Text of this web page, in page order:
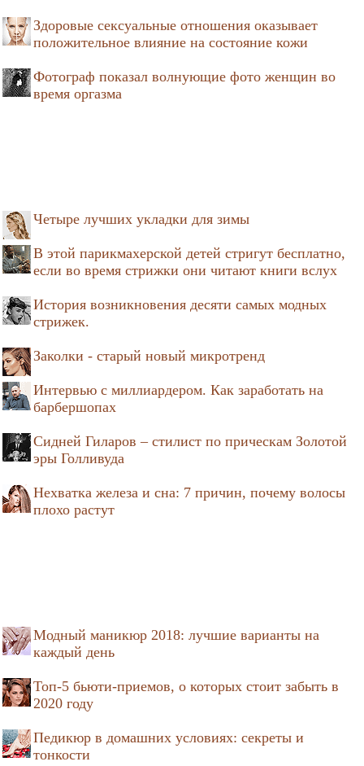
Здоровые сексуальные отношения оказывает
положительное влияние на состояние кожи
Фотограф показал волнующие фото женщин во
время оргазма
Четыре лучших укладки для зимы
В этой парикмахерской детей стригут бесплатно,
если во время стрижки они читают книги вслух
История возникновения десяти самых модных
стрижек.
Заколки - старый новый микротренд
Интервью с миллиардером. Как заработать на
барбершопах
Сидней Гиларов – стилист по прическам Золотой
эры Голливуда
Нехватка железа и сна: 7 причин, почему волосы
плохо растут
Модный маникюр 2018: лучшие варианты на
каждый день
Топ-5 бьюти-приемов, о которых стоит забыть в
2020 году
Педикюр в домашних условиях: секреты и
тонкости